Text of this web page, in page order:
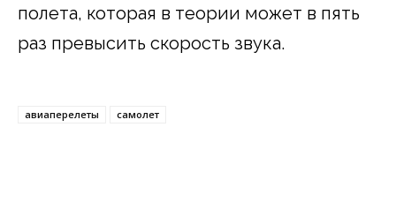
полета, которая в теории может в пять
раз превысить скорость звука.
авиаперелеты самолет